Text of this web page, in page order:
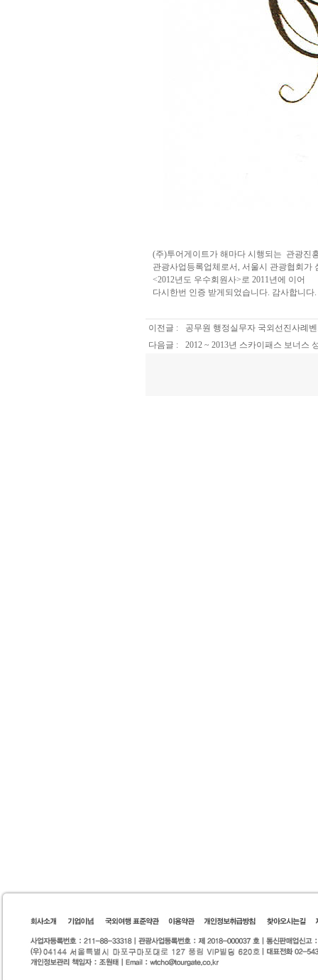
(주)투어게이트가 해마다 시행되는 관광진
관광사업등록업체로서, 서울시 관광협회가
<2012년도 우수회원사>로 2011년에 이어
다시한번 인증 받게되었습니다. 감사합니다.
이전글 :
공무원 행정실무자 국외선진사례
다음글 :
2012 ~ 2013년 스카이패스 보너스